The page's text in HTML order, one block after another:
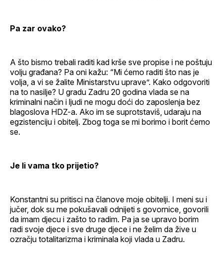
Pa zar ovako?
A što bismo trebali raditi kad krše sve propise i ne poštuju
volju građana? Pa oni kažu: “Mi ćemo raditi što nas je
volja, a vi se žalite Ministarstvu uprave”. Kako odgovoriti
na to nasilje? U gradu Zadru 20 godina vlada se na
kriminalni način i ljudi ne mogu doći do zaposlenja bez
blagoslova HDZ-a. Ako im se suprotstaviš, udaraju na
egzistenciju i obitelj. Zbog toga se mi borimo i borit ćemo
se.
Je li vama tko prijetio?
Konstantni su pritisci na članove moje obitelji. I meni su i
jučer, dok su me pokušavali odnijeti s govornice, govorili
da imam djecu i zašto to radim. Pa ja se upravo borim
radi svoje djece i sve druge djece i ne želim da žive u
ozračju totalitarizma i kriminala koji vlada u Zadru.